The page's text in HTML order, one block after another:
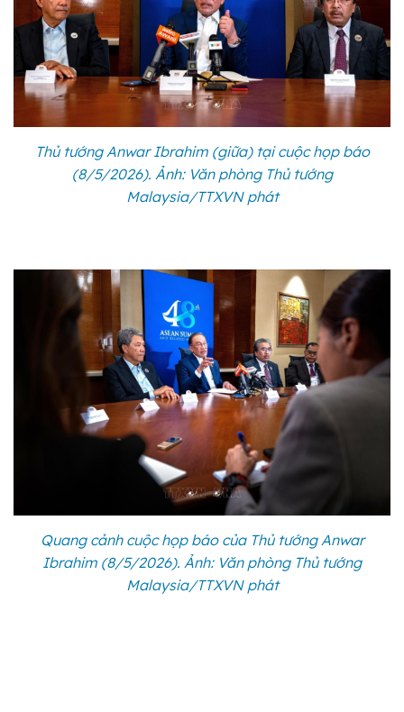
Thủ tướng Anwar Ibrahim (giữa) tại cuộc họp báo
(8/5/2026). Ảnh: Văn phòng Thủ tướng
Malaysia/TTXVN phát
Quang cảnh cuộc họp báo của Thủ tướng Anwar
Ibrahim (8/5/2026). Ảnh: Văn phòng Thủ tướng
Malaysia/TTXVN phát